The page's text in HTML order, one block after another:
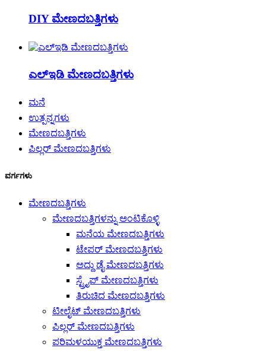
DIY ಮೇಣದಬತ್ತಿಗಳು
ಎಲ್ಇಡಿ ಮೇಣದಬತ್ತಿಗಳು
ಮನೆ
ಉತ್ಪನ್ನಗಳು
ಮೇಣದಬತ್ತಿಗಳು
ಪಿಲ್ಲರ್ ಮೇಣದಬತ್ತಿಗಳು
ವರ್ಗಗಳು
ಮೇಣದಬತ್ತಿಗಳು
ಮೇಣದಬತ್ತಿಗಳನ್ನು ಅಂಟಿಕೊಳ್ಳಿ
ಮನೆಯ ಮೇಣದಬತ್ತಿಗಳು
ಟೇಪರ್ ಮೇಣದಬತ್ತಿಗಳು
ಅದ್ದು ಡೈ ಮೇಣದಬತ್ತಿಗಳು
ಸ್ಟ್ರೈಪ್ ಮೇಣದಬತ್ತಿಗಳು
ತಿರುಚಿದ ಮೇಣದಬತ್ತಿಗಳು
ಟೀಲೈಟ್ ಮೇಣದಬತ್ತಿಗಳು
ಪಿಲ್ಲರ್ ಮೇಣದಬತ್ತಿಗಳು
ಪರಿಮಳಯುಕ್ತ ಮೇಣದಬತ್ತಿಗಳು